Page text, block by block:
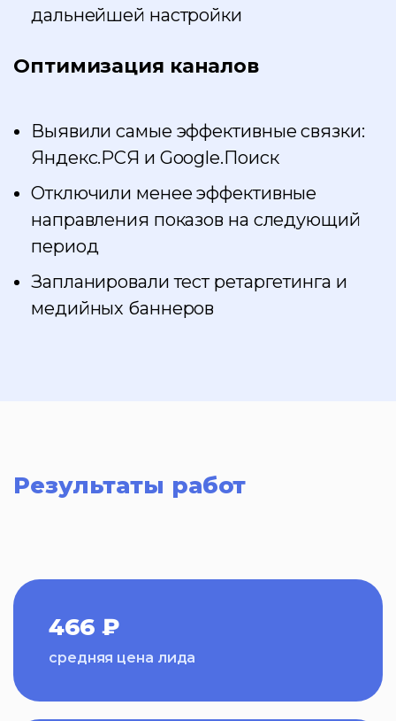
дальнейшей настройки
Оптимизация каналов
Выявили самые эффективные связки:
Яндекс.РСЯ и Google.Поиск
Отключили менее эффективные
направления показов на следующий
период
Запланировали тест ретаргетинга и
медийных баннеров
Результаты работ
466 ₽
средняя цена лида